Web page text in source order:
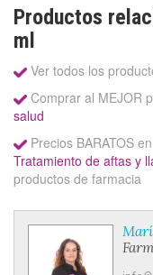
Productos
ml
Ver todos los
Comprar al MEJOR
salud
Precios BARATOS
Tratamiento de aftas y
productos de farmacia